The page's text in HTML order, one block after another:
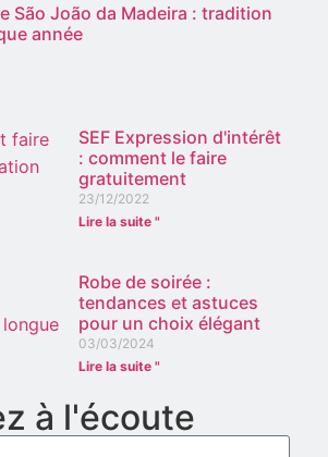
São João da Madeira : tradition
année
SEF Expression d'intérêt
: comment le faire
gratuitement
23/12/2022
Lire la suite "
Robe de soirée :
tendances et astuces
pour un choix élégant
03/03/2024
Lire la suite "
à l'écoute